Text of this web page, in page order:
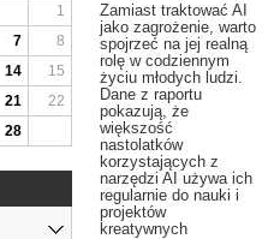
Zamiast traktować AI
jako zagrożenie, warto
spojrzeć na jej realną
rolę w codziennym
życiu młodych ludzi.
Dane z raportu
pokazują, że
większość
nastolatków
korzystających z
narzędzi AI używa ich
regularnie do nauki i
projektów
kreatywnych
1
7
8
14
15
21
22
28